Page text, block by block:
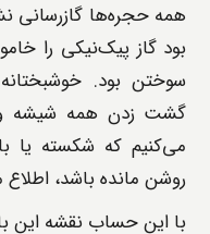
همه حجره‌ها گازرسانی
بود گاز پیک‌نیکی را
سوختن بود.
گشت زدن همه شیشه و
می‌کنیم که شکسته یا
روشن مانده باشد،
با این حساب نقشه این